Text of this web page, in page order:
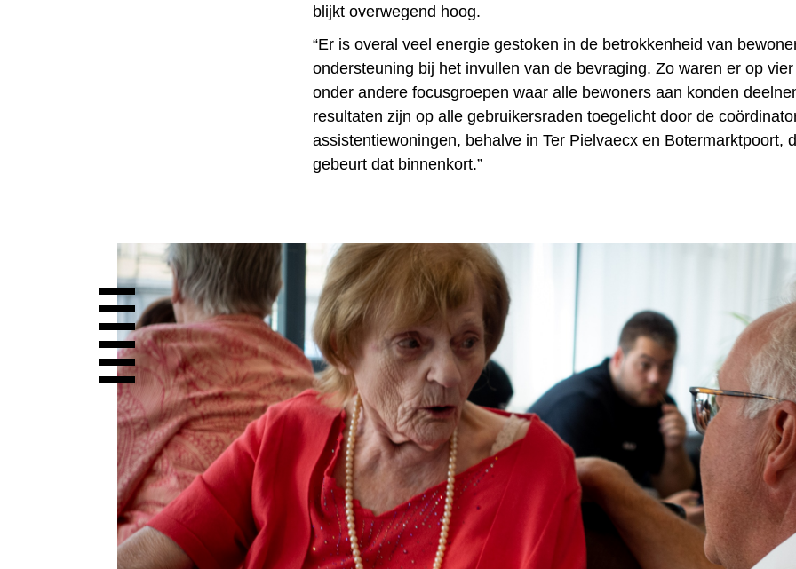
blijkt overwegend hoog.
“Er is overal veel energie gestoken in de betrokkenheid van
ondersteuning bij het invullen van de bevraging. Zo waren er op
onder andere focusgroepen waar alle bewoners aan konden
resultaten zijn op alle gebruikersraden toegelicht door de
assistentiewoningen, behalve in Ter Pielvaecx en Botermarktpoort,
gebeurt dat binnenkort.”